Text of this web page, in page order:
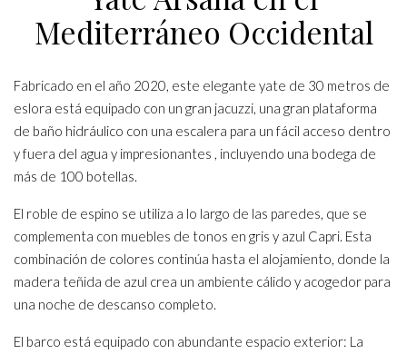
Mediterráneo Occidental
Fabricado en el año 2020, este elegante yate de 30 metros de
eslora está equipado con un gran jacuzzi, una gran plataforma
de baño hidráulico con una escalera para un fácil acceso dentro
y fuera del agua y impresionantes , incluyendo una bodega de
más de 100 botellas.
El roble de espino se utiliza a lo largo de las paredes, que se
complementa con muebles de tonos en gris y azul Capri. Esta
combinación de colores continúa hasta el alojamiento, donde la
madera teñida de azul crea un ambiente cálido y acogedor para
una noche de descanso completo.
El barco está equipado con abundante espacio exterior: La